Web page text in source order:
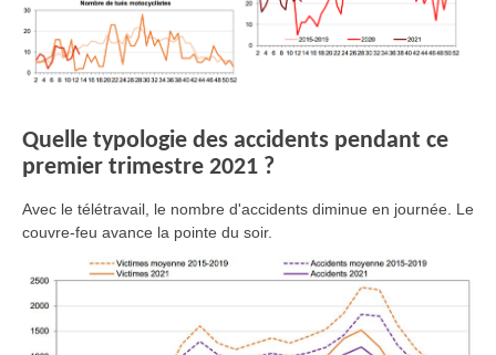
Quelle typologie des accidents pendant ce
premier trimestre 2021 ?
Avec le télétravail, le nombre d'accidents diminue en journée. Le
couvre-feu avance la pointe du soir.